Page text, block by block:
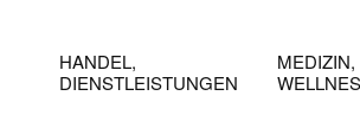
HANDEL,
DIENSTLEISTUNGEN